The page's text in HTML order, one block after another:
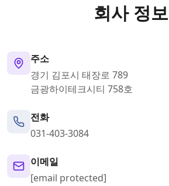
회사 정보
주소
경기 김포시 태장로 789
금광하이테크시티 758호
전화
031-403-3084
이메일
[email protected]